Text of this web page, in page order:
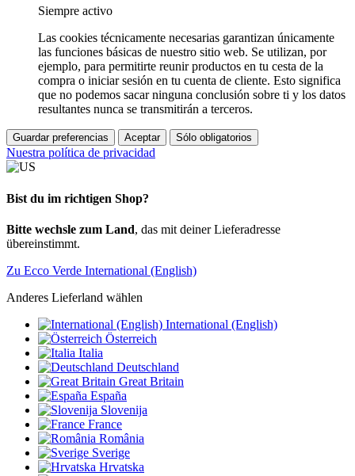
Siempre activo
Las cookies técnicamente necesarias garantizan únicamente
las funciones básicas de nuestro sitio web. Se utilizan, por
ejemplo, para permitirte reunir productos en tu cesta de la
compra o iniciar sesión en tu cuenta de cliente. Esto significa
que no podemos sacar ninguna conclusión sobre ti y los datos
resultantes nunca se transmitirán a terceros.
Guardar preferencias Aceptar Sólo obligatorios
Nuestra política de privacidad
Bist du im richtigen Shop?
Bitte wechsle zum Land, das mit deiner Lieferadresse
übereinstimmt.
Zu Ecco Verde International (English)
Anderes Lieferland wählen
International (English)
Österreich
Italia
Deutschland
Great Britain
España
Slovenija
France
România
Sverige
Hrvatska